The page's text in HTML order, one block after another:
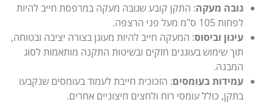
גובה מעקה: התקן קובע שגובה מעקה במרפסת חייב להיות
לפחות 105 ס"מ מעל פני הרצפה.
עיגון וביסוס: המעקה חייב להיות מעוגן בצורה יציבה ובטוחה,
תוך שימוש בעוגנים חזקים ובשיטות התקנה מותאמות לסוג
המבנה.
עמידות בעומסים: הזכוכית חייבת לעמוד בעומסים שנקבעו
בתקן, כולל עומסי רוח ולחצים חיצוניים אחרים.